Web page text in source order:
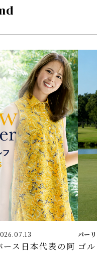
ス日本代表の阿
パー
ゴ